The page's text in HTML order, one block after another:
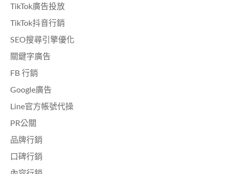
TikTok廣告投放
TikTok抖音行銷
SEO搜尋引擎優化
關鍵字廣告
FB 行銷
Google廣告
Line官方帳號代操
PR公關
品牌行銷
口碑行銷